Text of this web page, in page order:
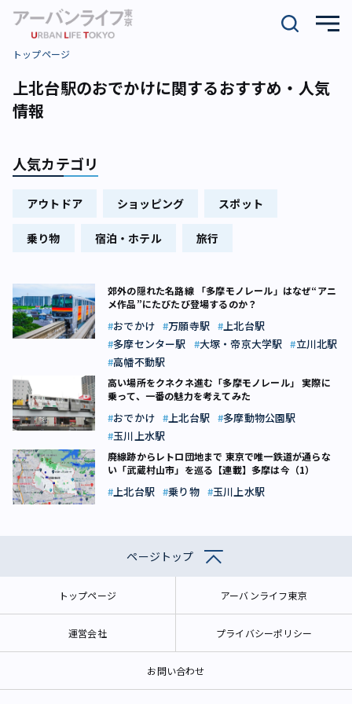
トップページ
上北台駅のおでかけに関するおすすめ・人気
情報
人気カテゴリ
アウトドア ショッピング スポット
乗り物 宿泊・ホテル 旅行
郊外の隠れた名路線 「多摩モノレール」はなぜ“アニ
メ作品”にたびたび登場するのか？
おでかけ 万願寺駅
上北台駅
多摩センター駅
大塚・帝京大学駅
立川北駅
高幡不動駅
高い場所をクネクネ進む「多摩モノレール」 実際に
乗って、一番の魅力を考えてみた
おでかけ 上北台駅
多摩動物公園駅
玉川上水駅
廃線跡からレトロ団地まで 東京で唯一鉄道が通らな
い「武蔵村山市」を巡る【連載】多摩は今（1）
上北台駅 乗り物 玉川上水駅
ページトップ
トップページ アーバンライフ東京
運営会社 プライバシーポリシー
お問い合わせ